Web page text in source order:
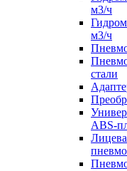
м3/ч
м3/ч
стали
ABS-